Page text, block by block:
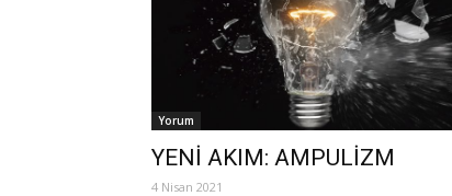
Yorum
YENİ AKIM: AMPULİZM
4 Nisan 2021